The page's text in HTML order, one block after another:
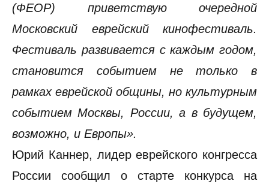
(ФЕОР) приветствую очередной
Московский еврейский кинофестиваль.
Фестиваль развивается с каждым годом,
становится событием не только в
рамках еврейской общины, но культурным
событием Москвы, России, а в будущем,
возможно, и Европы».
Юрий Каннер, лидер еврейского конгресса
России сообщил о старте конкурса на